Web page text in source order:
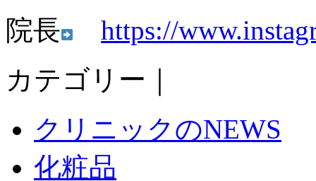
院長
https://
カテゴリー｜
クリニックのNEWS
化粧品